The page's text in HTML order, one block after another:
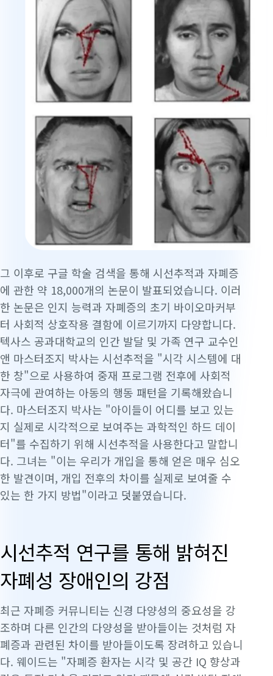
그 이후로 구글 학술 검색을 통해 시선추적과 자폐증
에 관한 약 18,000개의 논문이 발표되었습니다. 이러
한 논문은 인지 능력과 자폐증의 초기 바이오마커부
터 사회적 상호작용 결함에 이르기까지 다양합니다.
텍사스 공과대학교의 인간 발달 및 가족 연구 교수인
앤 마스터조지 박사는 시선추적을 "시각 시스템에 대
한 창"으로 사용하여 중재 프로그램 전후에 사회적
자극에 관여하는 아동의 행동 패턴을 기록해왔습니
다. 마스터조지 박사는 "아이들이 어디를 보고 있는
지 실제로 시각적으로 보여주는 과학적인 하드 데이
터"를 수집하기 위해 시선추적을 사용한다고 말합니
다. 그녀는 "이는 우리가 개입을 통해 얻은 매우 심오
한 발견이며, 개입 전후의 차이를 실제로 보여줄 수
있는 한 가지 방법"이라고 덧붙였습니다.
시선추적 연구를 통해 밝혀진
자폐성 장애인의 강점
최근 자폐증 커뮤니티는 신경 다양성의 중요성을 강
조하며 다른 인간의 다양성을 받아들이는 것처럼 자
폐증과 관련된 차이를 받아들이도록 장려하고 있습니
다. 웨이드는 "자폐증 환자는 시각 및 공간 IQ 향상과